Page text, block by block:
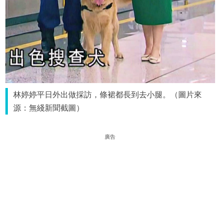
林婷婷平日外出做採訪，條裙都長到去小腿。（圖片來
源：無綫新聞截圖）
廣告